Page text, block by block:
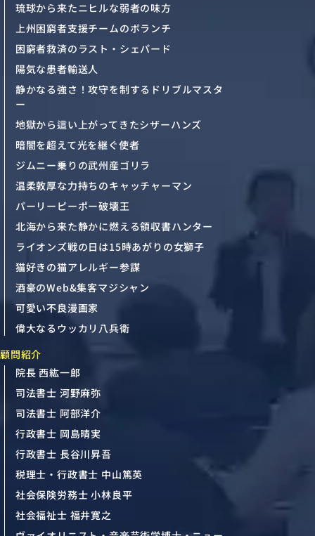
琉球から来たニヒルな弱者の味方
上州困窮者支援チームのボランチ
困窮者救済のラスト・シェパード
陽気な患者輸送人
静かなる強さ！攻守を制するドリブルマスタ
ー
地獄から這い上がってきたシザーハンズ
暗闇を超えて光を継ぐ使者
ジムニー乗りの武州産ゴリラ
温柔敦厚な力持ちのキャッチャーマン
パーリーピーポー破壊王
北海から来た静かに燃える領収書ハンター
ライオンズ戦の日は15時あがりの女獅子
猫好きの猫アレルギー参謀
酒豪のWeb&集客マジシャン
可愛い不良漫画家
偉大なるウッカリ八兵衛
顧問紹介
院長 西紘一郎
司法書士 河野麻弥
司法書士 阿部洋介
行政書士 岡島晴実
行政書士 長谷川昇吾
税理士・行政書士 中山篤英
社会保険労務士 小林良平
社会福祉士 福井寛之